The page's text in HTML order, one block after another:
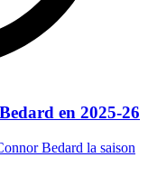
en 2025-26
Bedard la saison